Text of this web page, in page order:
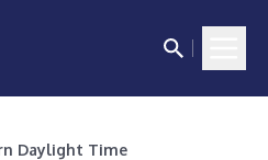
Daylight Time